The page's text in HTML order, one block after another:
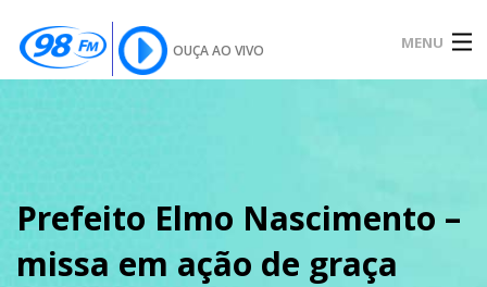
OUÇA AO VIVO MENU
SOBRE
Prefeito Elmo Nascimento –
missa em ação de graça